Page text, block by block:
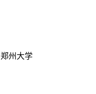
郑州大学